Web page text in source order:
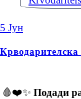
5 Јун
🩸❤️✨ Подади